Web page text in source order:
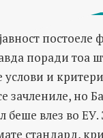
постоеле
поради тоа
услови и
зачлениле, но
беше влез во
стандард,